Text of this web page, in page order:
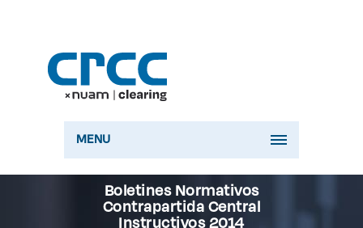
MENU
Boletines Normativos
Contrapartida Central
Instructivos 2014